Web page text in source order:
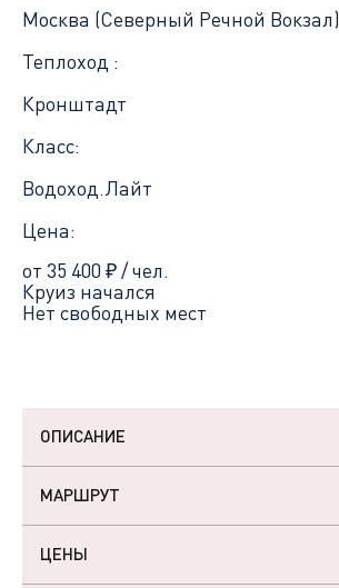
Москва (Северный Речной Вокзал)
Теплоход :
Кронштадт
Класс:
Водоход.Лайт
Цена:
от 35 400 ₽/ чел.
Круиз начался
Нет свободных мест
ОПИСАНИЕ
МАРШРУТ
ЦЕНЫ